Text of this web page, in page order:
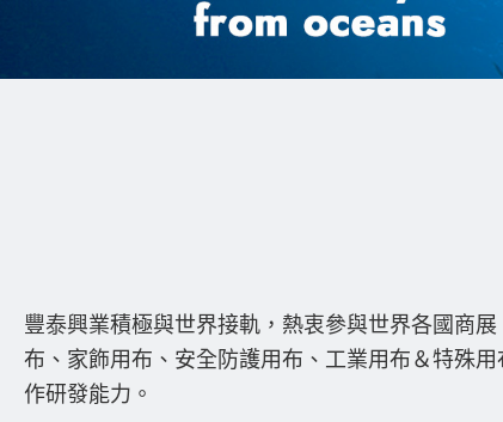
豐泰興業積極與世界接軌，熱衷參與世界各國商
布、家飾用布、安全防護用布、工業用布＆特殊
作研發能力。
產品應用
家飾布料
安全防護用布